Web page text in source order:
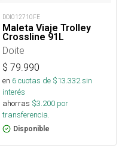
DOI012710FE
Maleta Viaje Trolley
Crossline 91L
Doite
$ 79.990
en 6cuotas de $13.332sin
interés
ahorras $3.200 por
transferencia.
Disponible